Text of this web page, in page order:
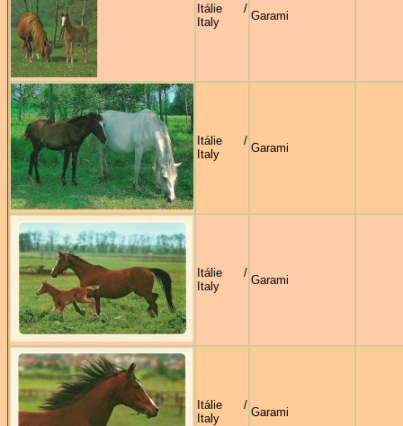
Itálie /
Italy
Garami
Itálie /
Italy
Garami
Itálie /
Italy
Garami
Itálie /
Italy
Garami